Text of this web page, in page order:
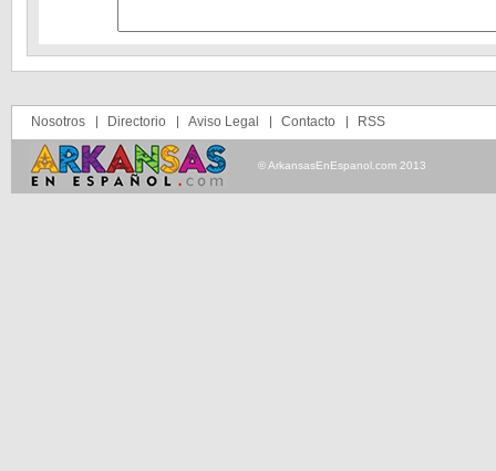
Nosotros Directorio Aviso Legal Contacto RSS
© ArkansasEnEspanol.com 2013